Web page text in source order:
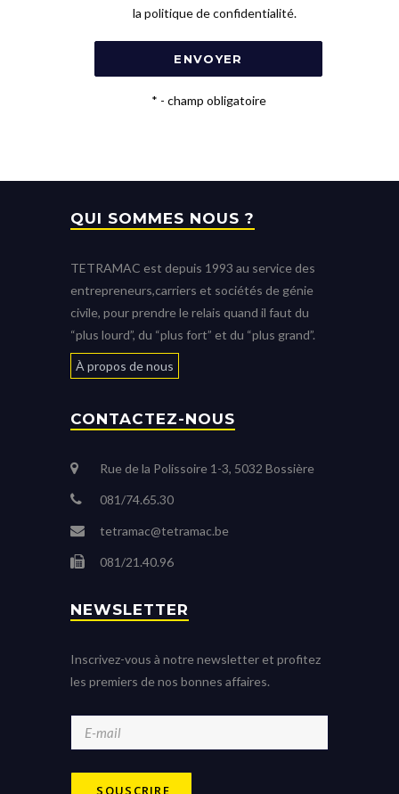
la politique de confidentialité.
* - champ obligatoire
QUI SOMMES NOUS ?
TETRAMAC est depuis 1993 au service des
entrepreneurs,carriers et sociétés de génie
civile, pour prendre le relais quand il faut du
“plus lourd”, du “plus fort” et du “plus grand”.
À propos de nous
CONTACTEZ-NOUS
Rue de la Polissoire 1-3, 5032 Bossière
081/74.65.30
tetramac@tetramac.be
081/21.40.96
NEWSLETTER
Inscrivez-vous à notre newsletter et profitez
les premiers de nos bonnes affaires.